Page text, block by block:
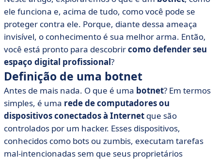
ele funciona e, acima de tudo, como você pode se
proteger contra ele. Porque, diante dessa ameaça
invisível, o conhecimento é sua melhor arma. Então,
você está pronto para descobrircomo defender seu
espaço digital profissional?
Definição de uma botnet
Antes de mais nada. O que é uma botnet? Em termos
simples, é uma rede de computadores ou
dispositivos conectados à Internet que são
controlados por um hacker. Esses dispositivos,
conhecidos como bots ou zumbis, executam tarefas
mal-intencionadas sem que seus proprietários